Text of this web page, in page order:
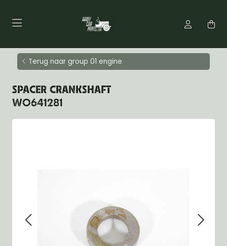
Terug naar group 01 engine
SPACER CRANKSHAFT
WO641281